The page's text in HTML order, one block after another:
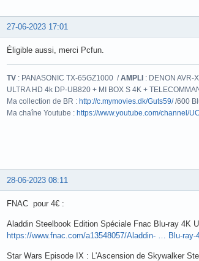
27-06-2023 17:01
Éligible aussi, merci Pcfun.
TV : PANASONIC TX-65GZ1000 /AMPLI : DENON AVR-
ULTRA HD 4k DP-UB820 + MI BOX S 4K +
Ma collection de BR : http://c.mymovies.dk/Guts59//600
Ma chaîne Youtube : https://www.youtube.com/channel/
28-06-2023 08:11
FNAC pour 4€ :
Aladdin Steelbook Edition Spéciale Fnac Blu-ray 4K
https://www.fnac.com/a13548057/Aladdin- … Blu-ray-
Star Wars Episode IX : L'Ascension de Skywalker